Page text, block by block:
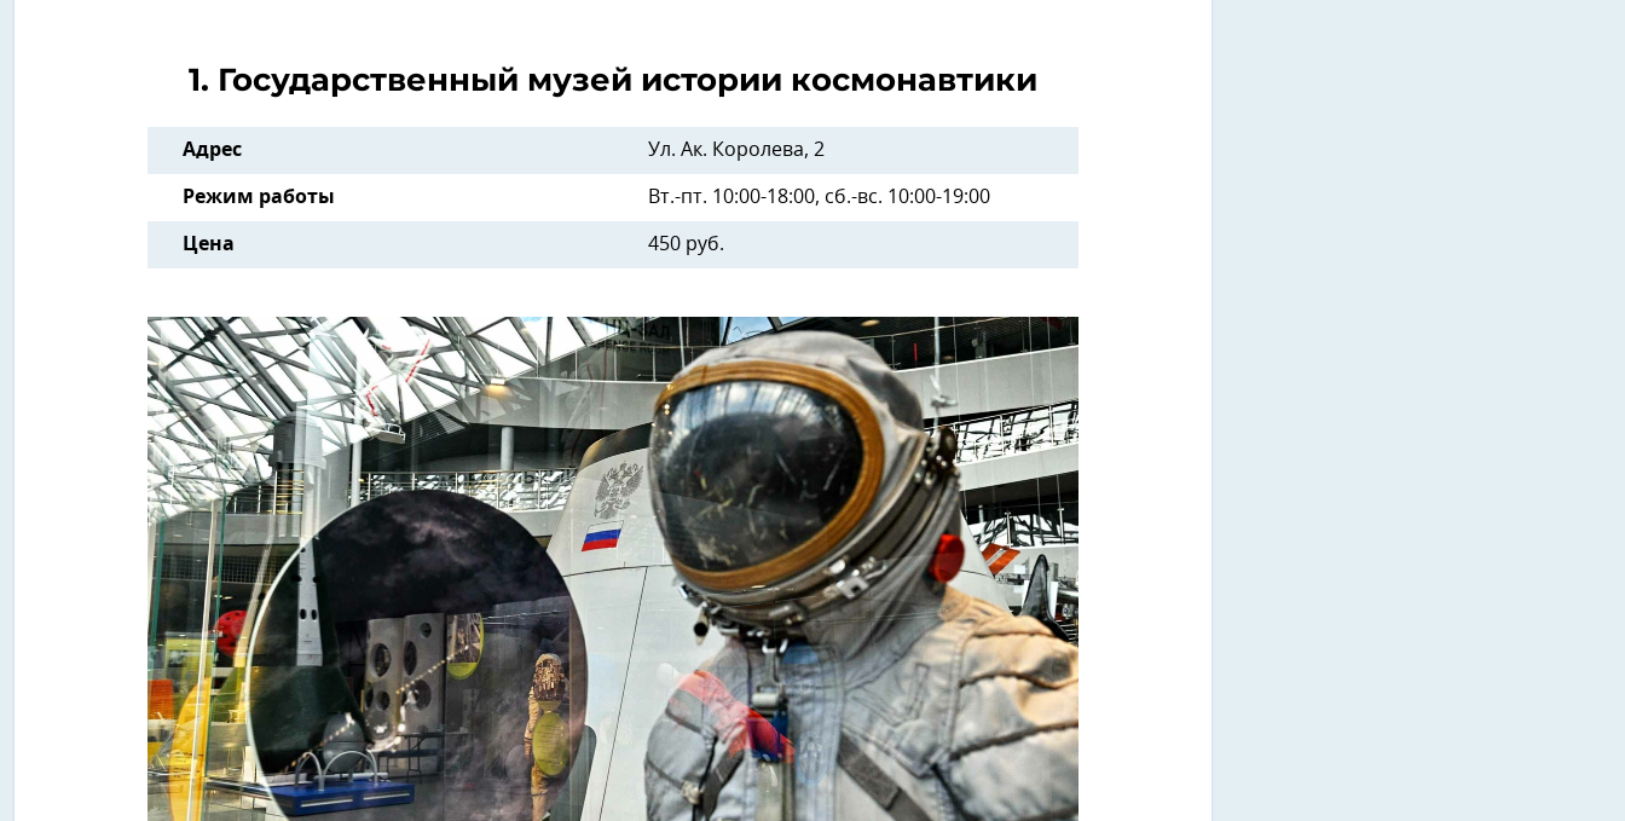
1. Государственный музей истории космонавтики
Адрес Ул. Ак. Королева, 2
Режим работы Вт.-пт. 10:00-18:00, сб.-вс. 10:00-19:00
Цена 450 руб.